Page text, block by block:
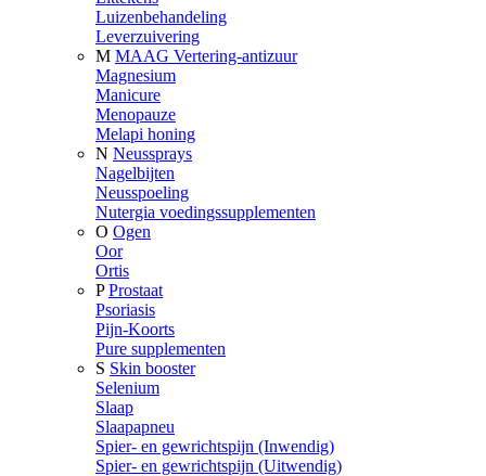
Luizenbehandeling
Leverzuivering
M MAAG Vertering-antizuur
Magnesium
Manicure
Menopauze
Melapi honing
N Neussprays
Nagelbijten
Neusspoeling
Nutergia voedingssupplementen
O Ogen
Oor
Ortis
P Prostaat
Psoriasis
Pijn-Koorts
Pure supplementen
S Skin booster
Selenium
Slaap
Slaapapneu
Spier- en gewrichtspijn (Inwendig)
Spier- en gewrichtspijn (Uitwendig)